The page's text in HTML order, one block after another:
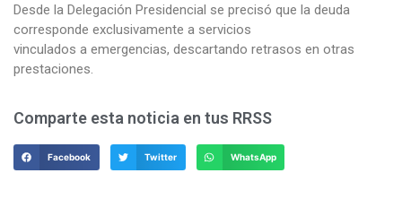
Desde la Delegación Presidencial se precisó que la deuda
corresponde exclusivamente a servicios
vinculados a emergencias, descartando retrasos en otras
prestaciones.
Comparte esta noticia en tus RRSS
Facebook Twitter WhatsApp